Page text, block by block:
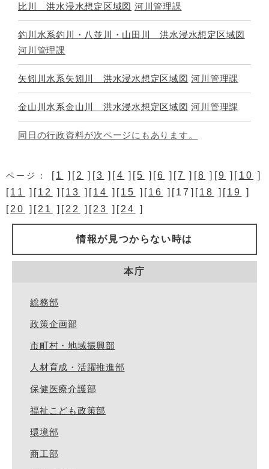
比川 洪水浸水想定区域図 河川管理課
釣川水系釣川・八並川・山田川 洪水浸水想定区域図
河川管理課
矢矧川水系矢矧川 洪水浸水想定区域図 河川管理課
金山川水系金山川 洪水浸水想定区域図 河川管理課
同日の行政資料が次ページにもあります。
ページ： [1 ][2 ][3 ][4 ][5 ][6 ][7 ][8 ][9 ][ 10 ]
[11 ][12 ][13 ][14 ][15 ][16 ][17][18 ][19
]
[20 ][21 ][22 ][23 ][24 ]
情報が見つからない時は
本庁
総務部
政策企画部
市町村・地域振興部
人材育成・活躍推進部
保健医療介護部
福祉こども政策部
環境部
商工部